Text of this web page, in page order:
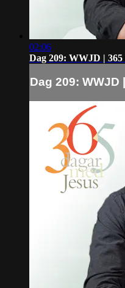
02:06
Dag 209: WWJD | 365
Dag 209: